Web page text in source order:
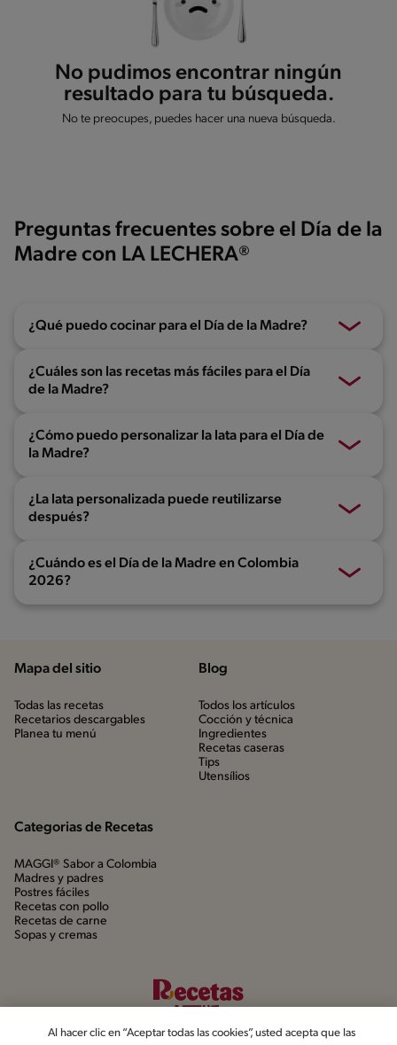
No pudimos encontrar ningún
resultado para tu búsqueda.
No te preocupes, puedes hacer una nueva búsqueda.
Preguntas frecuentes sobre el Día de la
Madre con LA LECHERA®
¿Qué puedo cocinar para el Día de la Madre?
¿Cuáles son las recetas más fáciles para el Día
de la Madre?
¿Cómo puedo personalizar la lata para el Día de
la Madre?
¿La lata personalizada puede reutilizarse
después?
¿Cuándo es el Día de la Madre en Colombia
2026?
Mapa del sitio
Todas las recetas
Recetarios descargables
Planea tu menú
Blog
Todos los artículos
Cocción y técnica
Ingredientes
Recetas caseras
Tips
Utensílios
Categorias de Recetas
MAGGI® Sabor a Colombia
Madres y padres
Postres fáciles
Recetas con pollo
Recetas de carne
Sopas y cremas
Al hacer clic en “Aceptar todas las cookies”, usted acepta que las